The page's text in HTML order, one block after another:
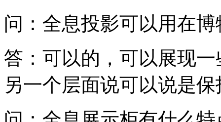
问：全息投影可以用在
答：可以的，可以展现
另一个层面说可以说是